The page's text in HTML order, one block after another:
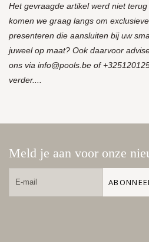
Het gevraagde artikel werd niet
komen we graag langs om
presenteren die aansluiten bij uw
juweel op maat? Ook daarvoor
ons via info@pools.be of
verder....
Meld je aan voor onze